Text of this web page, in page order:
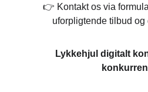
👉 Kontakt os via
uforpligtende tilbud og
Lykkehjul digitalt